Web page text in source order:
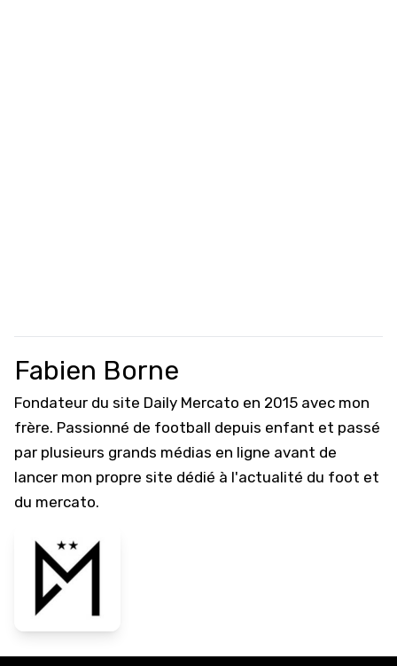
Fabien Borne
Fondateur du site Daily Mercato en 2015 avec mon
frère. Passionné de football depuis enfant et passé
par plusieurs grands médias en ligne avant de
lancer mon propre site dédié à l'actualité du foot et
du mercato.